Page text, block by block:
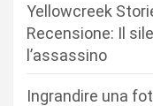
Yellowcreek
Recensione: Il
l’assassino
Ingrandire una